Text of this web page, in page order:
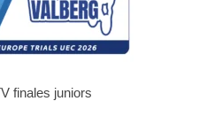
finales juniors